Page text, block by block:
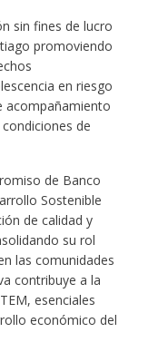
sin fines de lucro
promoviendo
en riesgo
acompañamiento
de
de Banco
Sostenible
de calidad y
su rol
las comunidades
contribuye a la
esenciales
económico del